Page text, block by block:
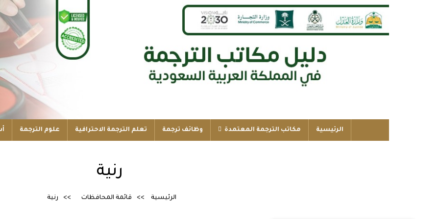
الرئيسية مكاتب الترجمة المعتمدة وظائف ترجمة تعلم الترجمة الاحترافية علوم الترجمة
رنية
الرئيسية قائمة المحافظات رنية